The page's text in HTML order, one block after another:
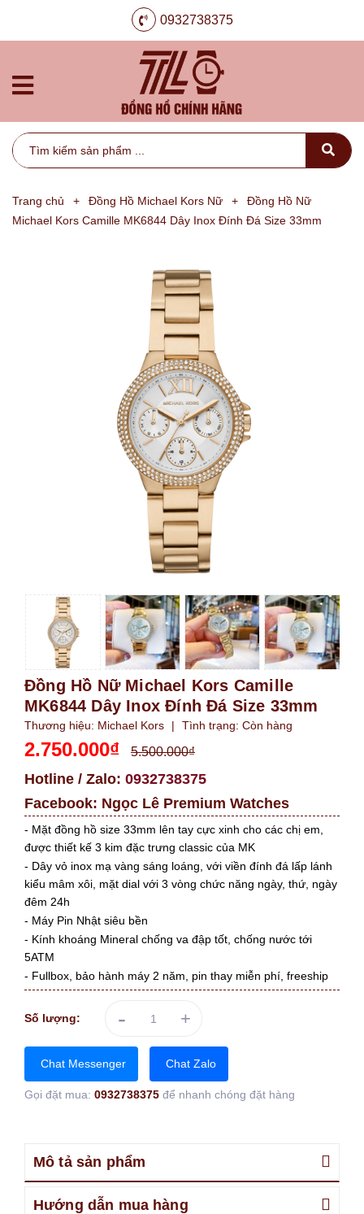
0932738375
Trang chủ + Đồng Hồ Michael Kors Nữ +
Đồng Hồ Nữ
Michael Kors Camille MK6844 Dây Inox Đính Đá Size 33mm
Đồng Hồ Nữ Michael Kors Camille
MK6844 Dây Inox Đính Đá Size 33mm
Thương hiệu: Michael Kors | Tình trạng: Còn hàng
2.750.000₫ 5.500.000₫
Hotline / Zalo: 0932738375
Facebook: Ngọc Lê Premium Watches
- Mặt đồng hồ size 33mm lên tay cực xinh cho các chị em,
được thiết kế 3 kim đặc trưng classic của MK
- Dây vỏ inox mạ vàng sáng loáng, với viền đính đá lấp lánh
kiểu mâm xôi, mặt dial với 3 vòng chức năng ngày, thứ, ngày
đêm 24h
- Máy Pin Nhật siêu bền
- Kính khoáng Mineral chống va đập tốt, chống nước tới
5ATM
- Fullbox, bảo hành máy 2 năm, pin thay miễn phí, freeship
Số lượng: - +
Chat Messenger Chat Zalo
Gọi đặt mua: 0932738375 để nhanh chóng đặt hàng
Mô tả sản phẩm
Hướng dẫn mua hàng